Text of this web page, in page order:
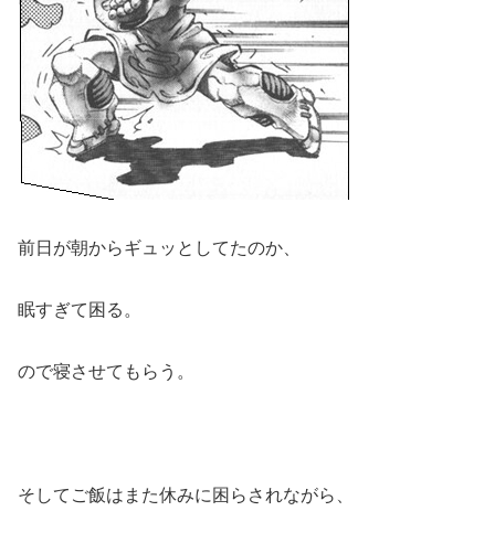
前日が朝からギュッとしてたのか、
眠すぎて困る。
ので寝させてもらう。
そしてご飯はまた休みに困らされながら、